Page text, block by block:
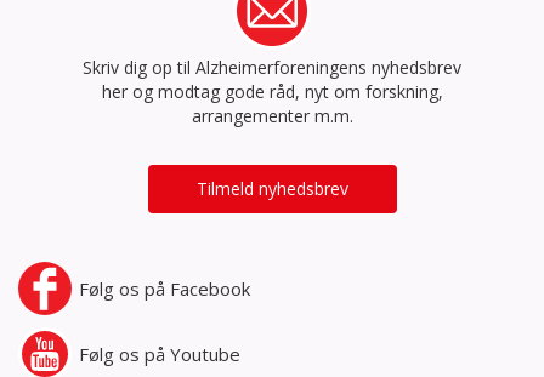
Skriv dig op til Alzheimerforeningens nyhedsbrev
her og modtag gode råd, nyt om forskning,
arrangementer m.m.
Tilmeld nyhedsbrev
Følg os på Facebook
Følg os på Youtube